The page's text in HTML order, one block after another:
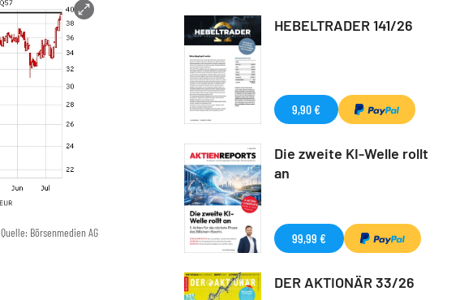
Quelle: Börsenmedien AG
HEBELTRADER 141/26
9,90 €
Die zweite KI-Welle rollt
an
99,99 €
DER AKTIONÄR 33/26